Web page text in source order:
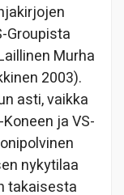
Groupista
Murha
2003).
asti, vaikka
ja VS-
nykytilaa
takaisesta